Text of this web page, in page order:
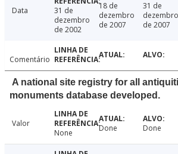
Data
31 de
dezembro
de 2002
18 de
dezembro
de 2007
31 de
dezembro
de 2007
Comentário
A national site registry for all
monuments database developed.
Valor
None
Done Done